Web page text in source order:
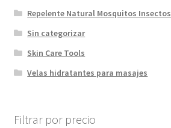
Repelente Natural Mosquitos Insectos
Sin categorizar
Skin Care Tools
Velas hidratantes para masajes
Filtrar por precio